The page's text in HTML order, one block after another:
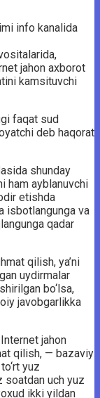
info kanalida
jahon axborot
kamsituvchi
faqat sud
deb haqorat
shunday
ham ayblanuvchi
etishda
isbotlangunga va
qadar
qilish, ya’ni
uydirmalar
bo‘lsa,
javobgarlikka
jahon
qilish, — bazaviy
yuz
soatdan uch yuz
ikki yildan